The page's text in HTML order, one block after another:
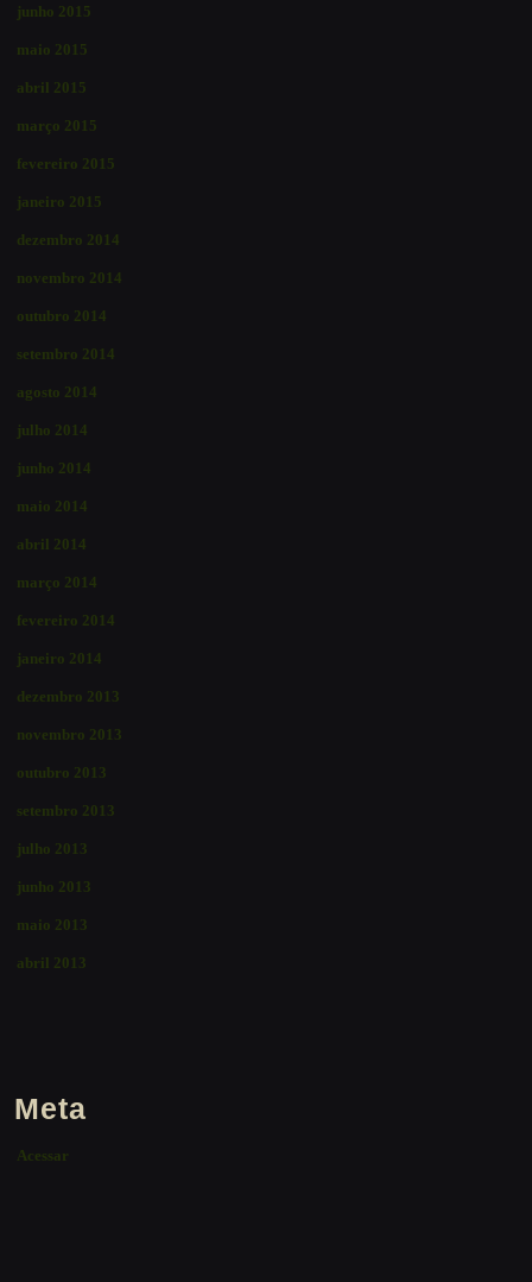
junho 2015
maio 2015
abril 2015
março 2015
fevereiro 2015
janeiro 2015
dezembro 2014
novembro 2014
outubro 2014
setembro 2014
agosto 2014
julho 2014
junho 2014
maio 2014
abril 2014
março 2014
fevereiro 2014
janeiro 2014
dezembro 2013
novembro 2013
outubro 2013
setembro 2013
julho 2013
junho 2013
maio 2013
abril 2013
Meta
Acessar